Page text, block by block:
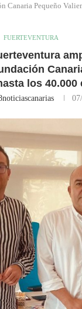
Canaria Pequeño
FUERTEVENTURA
los 40.000